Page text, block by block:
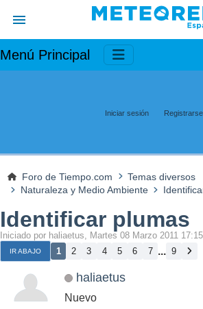
Menú Principal
Iniciar sesión Registrarse
Foro de Tiempo.com
Temas diversos
Naturaleza y Medio Ambiente
Identificar plumas
Iniciado por haliaetus, Martes 08 Marzo 2011
IR ABAJO 1 2 3 4 5 6 7 ... 9
haliaetus
Nuevo